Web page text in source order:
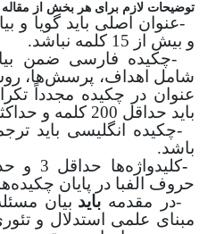
توضیحات لازم برای هر بخش از مقاله
-عنوان اصلی باید گویا و
و بیش از 15 کلمه نباشد
.
-چکیده فارسی ضمن
شامل اهداف، پرسش‌ها،
عنوان در چکیده مجدداً
باید حداقل 200 کلمه و حداکثر ۲۵۰ کلمه باشد
-چکیده انگلیسی باید
باشد.
-
حروف الفبا در پایان
-در مقدمه باید بیان
مبنای علمی استدلال و